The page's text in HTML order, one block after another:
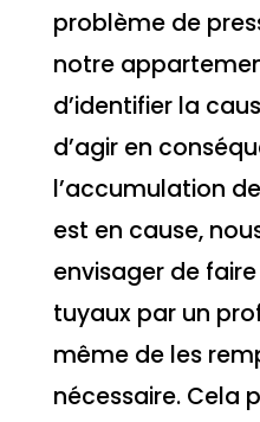
problème de
notre
d’identifier la
d’agir en
l’accumulation
est en cause,
envisager de
tuyaux par un
même de les
nécessaire. Cela